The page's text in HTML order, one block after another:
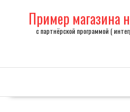
Пример магазина
с партнёрской программой (